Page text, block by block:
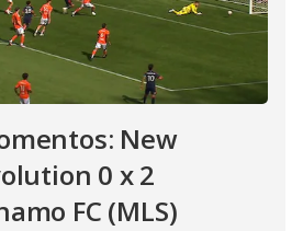
New
0 x 2
FC (MLS)